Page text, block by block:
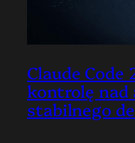
Claude Code
kontrolę nad
stabilnego